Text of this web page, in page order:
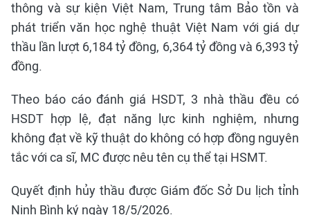
thông và sự kiện Việt Nam, Trung tâm Bảo tồn và
phát triển văn học nghệ thuật Việt Nam với giá dự
thầu lần lượt 6,184 tỷ đồng, 6,364 tỷ đồng và 6,393 tỷ
đồng.
Theo báo cáo đánh giá HSDT, 3 nhà thầu đều có
HSDT hợp lệ, đạt năng lực kinh nghiệm, nhưng
không đạt về kỹ thuật do không có hợp đồng nguyên
tắc với ca sĩ, MC được nêu tên cụ thể tại HSMT.
Quyết định hủy thầu được Giám đốc Sở Du lịch tỉnh
Ninh Bình ký ngày 18/5/2026.